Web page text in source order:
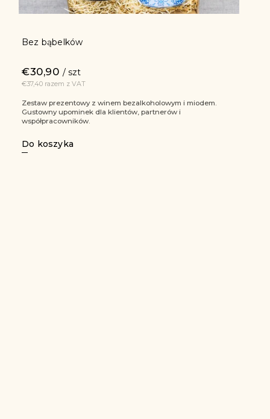
Bez bąbelków
€37,40 razem z VAT
€30,90 / szt
Do koszyka
Zestaw prezentowy z winem bezalkoholowym i miodem.
Gustowny upominek dla klientów, partnerów i
współpracowników.